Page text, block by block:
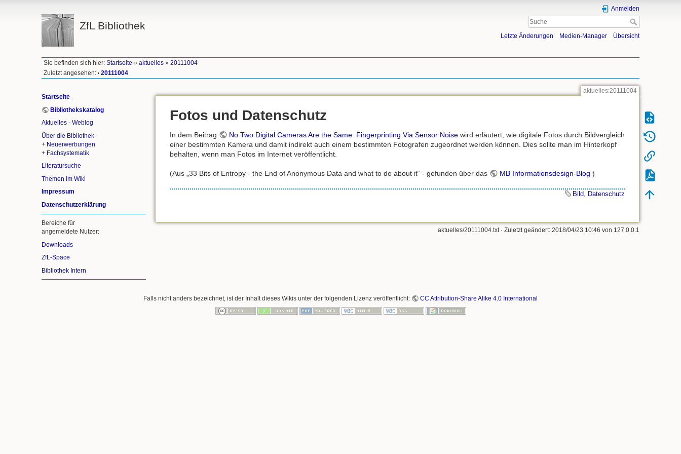
ZfL Bibliothek
Anmelden
Letzte Änderungen Medien-Manager Übersicht
Sie befinden sich hier:Startseite »aktuelles »20111004
Zuletzt angesehen: • 20111004
Startseite
Bibliothekskatalog
Aktuelles - Weblog
Über die Bibliothek
+ Neuerwerbungen
+ Fachsystematik
Literatursuche
Themen im Wiki
Impressum
Datenschutzerklärung
Bereiche für
angemeldete Nutzer:
Downloads
ZfL-Space
Bibliothek Intern
aktuelles:20111004
Fotos und Datenschutz
In dem Beitrag No Two Digital Cameras Are the Same: Fingerprinting Via Sensor Noisewird erläutert, wie digitale Fotos durch Bildvergleich
einer bestimmten Kamera und damit indirekt auch einem bestimmten Fotografen zugeordnet werden können. Dies sollte man im Hinterkopf
behalten, wenn man Fotos im Internet veröffentlicht.
(Aus „33 Bits of Entropy - the End of Anonymous Data and what to do about it“ - gefunden über das MB Informationsdesign-Blog )
Bild Datenschutz
aktuelles/20111004.txt· Zuletzt geändert: 2018/04/23 10:46 von 127.0.0.1
Falls nicht anders bezeichnet, ist der Inhalt dieses Wikis unter der folgenden Lizenz veröffentlicht: CC Attribution-Share Alike 4.0 International